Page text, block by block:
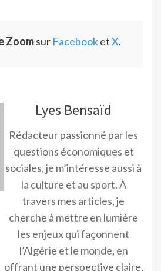
Zoomsur FacebooketX.
Lyes Bensaïd
Rédacteur passionné par les
questions économiques et
sociales, je m’intéresse aussi à
la culture et au sport. À
travers mes articles, je
cherche à mettre en lumière
les enjeux qui façonnent
l’Algérie et le monde, en
offrant une perspective claire,